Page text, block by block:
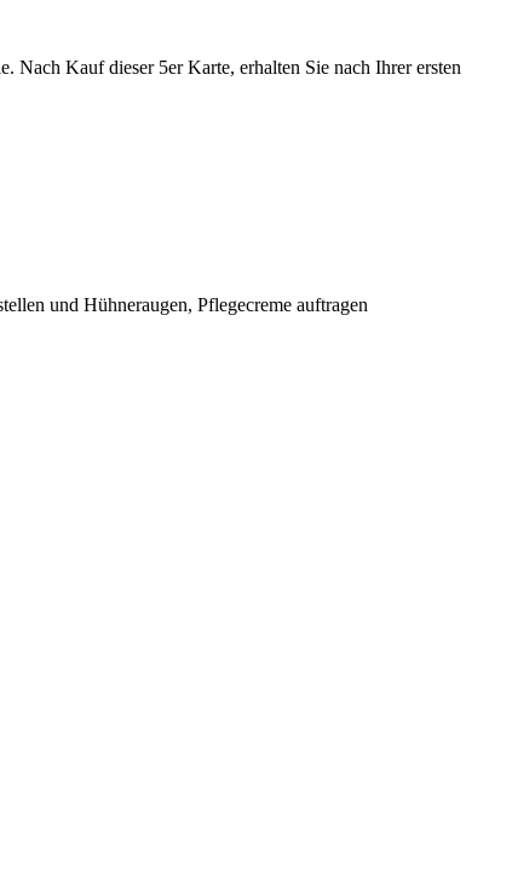
Nach Kauf dieser 5er Karte, erhalten Sie nach Ihrer ersten
und Hühneraugen, Pflegecreme auftragen